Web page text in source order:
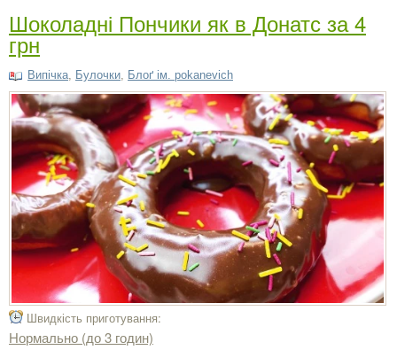
Шоколадні Пончики як в Донатс за 4
грн
Випічка, Булочки, Блоґ ім. pokanevich
Швидкість приготування:
Нормально (до 3 годин)